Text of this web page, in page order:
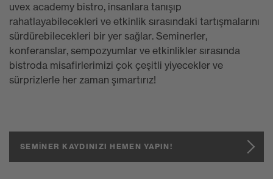
uvex academy bistro, insanlara tanışıp
rahatlayabilecekleri ve etkinlik sırasındaki tartışmalarını
sürdürebilecekleri bir yer sağlar. Seminerler,
konferanslar, sempozyumlar ve etkinlikler sırasında
bistroda misafirlerimizi çok çeşitli yiyecekler ve
sürprizlerle her zaman şımartırız!
SEMİNER KAYDINIZI HEMEN YAPIN!